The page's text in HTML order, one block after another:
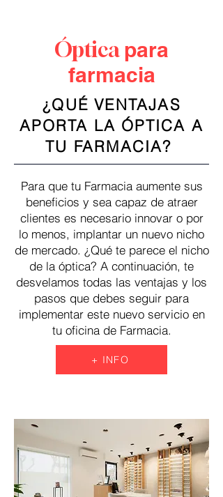
Ópticapara
farmacia
¿QUÉ VENTAJAS
APORTA LA ÓPTICA A
TU FARMACIA?
Para que tu Farmacia aumente sus
beneficios y sea capaz de atraer
clientes es necesario innovar o por
lo menos, implantar un nuevo nicho
de mercado. ¿Qué te parece el nicho
de la óptica? A continuación, te
desvelamos todas las ventajas y los
pasos que debes seguir para
implementar este nuevo servicio en
tu oficina de Farmacia.
+ INFO